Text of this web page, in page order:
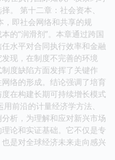
。 第十二章：社会资本、
，即社会网络和共享的规
的“润滑剂”。本章通过跨国
水平对合同执行效率和金融
现，在制度不完善的环境
度缺陷方面发挥了关键作
络的形成。结论强调了培育
在构建长期可持续增长模式
前沿的计量经济学方法、
析，为理解和应对新兴市场
论和实证基础。它不仅是专
是对全球经济未来走向感兴